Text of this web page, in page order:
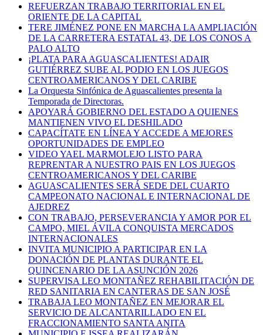
REFUERZAN TRABAJO TERRITORIAL EN EL
ORIENTE DE LA CAPITAL
TERE JIMÉNEZ PONE EN MARCHA LA AMPLIACIÓN
DE LA CARRETERA ESTATAL 43, DE LOS CONOS A
PALO ALTO
¡PLATA PARA AGUASCALIENTES! ADAIR
GUTIÉRREZ SUBE AL PODIO EN LOS JUEGOS
CENTROAMERICANOS Y DEL CARIBE
La Orquesta Sinfónica de Aguascalientes presenta la
Temporada de Directoras.
APOYARÁ GOBIERNO DEL ESTADO A QUIENES
MANTIENEN VIVO EL DESHILADO
CAPACÍTATE EN LÍNEA Y ACCEDE A MEJORES
OPORTUNIDADES DE EMPLEO
VIDEO YAEL MARMOLEJO LISTO PARA
REPRENTAR A NUESTRO PAIS EN LOS JUEGOS
CENTROAMERICANOS Y DEL CARIBE
AGUASCALIENTES SERÁ SEDE DEL CUARTO
CAMPEONATO NACIONAL E INTERNACIONAL DE
AJEDREZ
CON TRABAJO, PERSEVERANCIA Y AMOR POR EL
CAMPO, MIEL ÁVILA CONQUISTA MERCADOS
INTERNACIONALES
INVITA MUNICIPIO A PARTICIPAR EN LA
DONACIÓN DE PLANTAS DURANTE EL
QUINCENARIO DE LA ASUNCIÓN 2026
SUPERVISA LEO MONTAÑEZ REHABILITACIÓN DE
RED SANITARIA EN CANTERAS DE SAN JOSÉ
TRABAJA LEO MONTAÑEZ EN MEJORAR EL
SERVICIO DE ALCANTARILLADO EN EL
FRACCIONAMIENTO SANTA ANITA